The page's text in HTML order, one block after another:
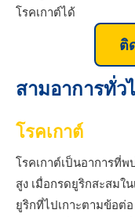
โรคเกาต์ได้
ติ
สามอาการทั่ว
โรคเกาต์
โรคเกาต์เป็นอาการที่
สูง เมื่อกรดยูริกสะสมใ
ยูริกที่ไปเกาะตามข้อต่